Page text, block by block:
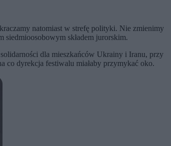
natomiast w strefę polityki. Nie zmienimy
siedmioosobowym składem jurorskim.
dla mieszkańców Ukrainy i Iranu, przy
co dyrekcja festiwalu miałaby przymykać oko.